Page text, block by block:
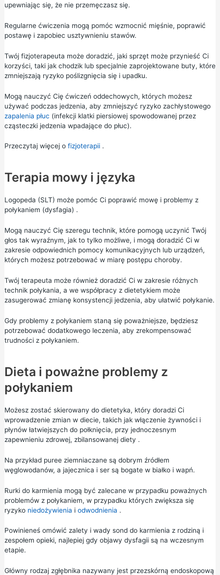
upewniając się, że nie przemęczasz się.
Regularne ćwiczenia mogą pomóc wzmocnić mięśnie, poprawić
postawę i zapobiec usztywnieniu stawów.
Twój fizjoterapeuta może doradzić, jaki sprzęt może przynieść Ci
korzyści, taki jak chodzik lub specjalnie zaprojektowane buty, które
zmniejszają ryzyko poślizgnięcia się i upadku.
Mogą nauczyć Cię ćwiczeń oddechowych, których możesz
używać podczas jedzenia, aby zmniejszyć ryzyko zachłystowego
zapalenia płuc (infekcji klatki piersiowej spowodowanej przez
cząsteczki jedzenia wpadające do płuc).
Przeczytaj więcej o fizjoterapii.
Terapia mowy i języka
Logopeda (SLT) może pomóc Ci poprawić mowę i problemy z
połykaniem (dysfagia) .
Mogą nauczyć Cię szeregu technik, które pomogą uczynić Twój
głos tak wyraźnym, jak to tylko możliwe, i mogą doradzić Ci w
zakresie odpowiednich pomocy komunikacyjnych lub urządzeń,
których możesz potrzebować w miarę postępu choroby.
Twój terapeuta może również doradzić Ci w zakresie różnych
technik połykania, a we współpracy z dietetykiem może
zasugerować zmianę konsystencji jedzenia, aby ułatwić połykanie.
Gdy problemy z połykaniem staną się poważniejsze, będziesz
potrzebować dodatkowego leczenia, aby zrekompensować
trudności z połykaniem.
Dieta i poważne problemy z
połykaniem
Możesz zostać skierowany do dietetyka, który doradzi Ci
wprowadzenie zmian w diecie, takich jak włączenie żywności i
płynów łatwiejszych do połknięcia, przy jednoczesnym
zapewnieniu zdrowej, zbilansowanej diety .
Na przykład puree ziemniaczane są dobrym źródłem
węglowodanów, a jajecznica i ser są bogate w białko i wapń.
Rurki do karmienia mogą być zalecane w przypadku poważnych
problemów z połykaniem, w przypadku których zwiększa się
ryzyko niedożywienia i odwodnienia .
Powinieneś omówić zalety i wady sond do karmienia z rodziną i
zespołem opieki, najlepiej gdy objawy dysfagii są na wczesnym
etapie.
Główny rodzaj zgłębnika nazywany jest przezskórną endoskopową